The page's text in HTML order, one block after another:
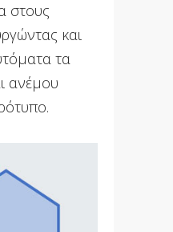
στους
και
τα
ανέμου